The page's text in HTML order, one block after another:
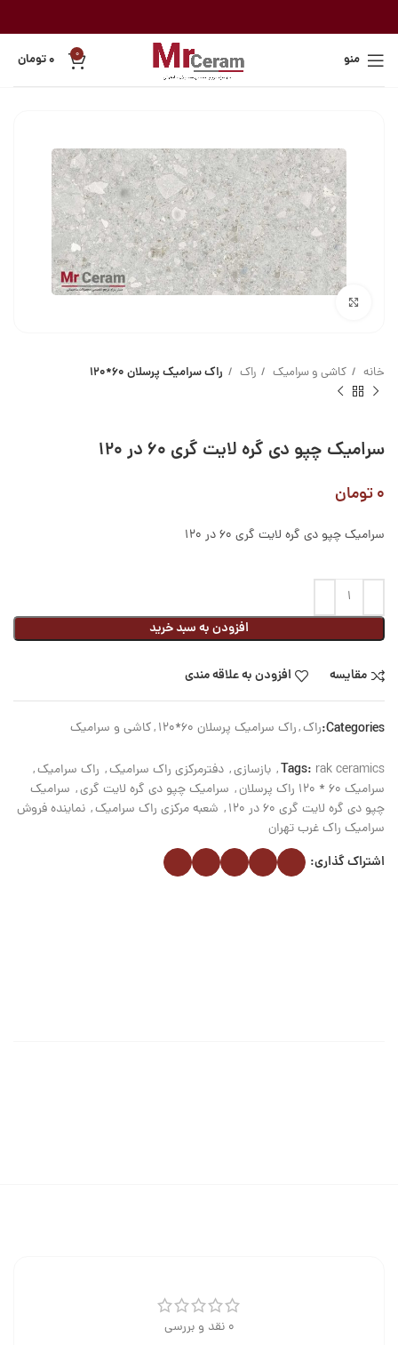
منو 0 ۰تومان
خانه کاشی و سرامیک راک راک سرامیک پرسلان 60*120
سرامیک چپو دی گره لایت گری ۶۰ در ۱۲۰
۰تومان
سرامیک چپو دی گره لایت گری 60 در 120
افزودن به سبد خرید
مقایسه افزودن به علاقه مندی
Categories: راک,راک سرامیک پرسلان 60*120 ,کاشی و سرامیک
Tags: rak ceramics
, بازسازی, دفترمرکزی راک سرامیک, راک سرامیک,
سرامیک 60 * 120 راک پرسلان
, سرامیک چپو دی گره لایت گری, سرامیک
چپو دی گره لایت گری 60 در 120
, شعبه مرکزی راک سرامیک, نماینده فروش
سرامیک راک غرب تهران
اشتراک گذاری:
0 نقد و بررسی